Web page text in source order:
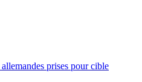
prises pour cible